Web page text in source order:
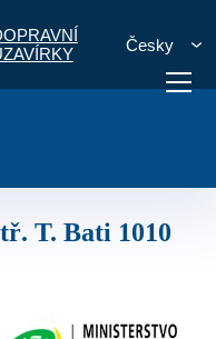
Česky